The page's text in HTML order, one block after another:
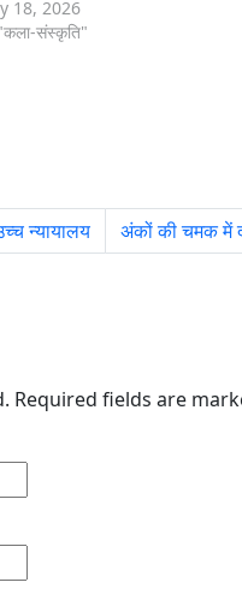
18, 2026
संस्कृति"
न्यायालय अंकों की चमक में
Required fields are